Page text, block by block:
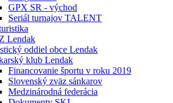
GPX SR - východ
Seriál turnajov TALENT
Lendak
oddiel obce Lendak
klub Lendak
Financovanie športu v roku 2019
Slovenský zväz sánkarov
Medzinárodná federácia